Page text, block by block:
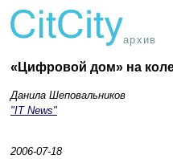
архив
«Цифровой дом» на
Данила Шеповальников
"IT News"
2006-07-18